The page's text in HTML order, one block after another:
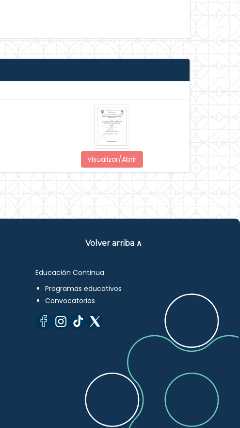
Visualizar/Abrir
Volver arriba ∧
Educación Continua
Programas educativos
Convocatorias